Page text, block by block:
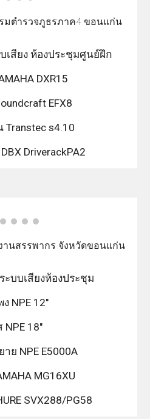
มตำรวจภูธรภาค4 ขอนแก่น
เสียง ห้องประชุมศูนย์ฝึก
DXR15
EFX8
Transtec s4.10
DriverackPA2
นสรรพากร จังหวัดขอนแก่น
บบเสียงห้องประชุม
NPE 12"
NPE 18"
ย NPE E5000A
MG16XU
SVX288/PG58